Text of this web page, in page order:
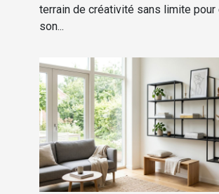
terrain de créativité sans limite pour
son...